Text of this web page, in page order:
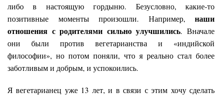
либо в настоящую гордыню. Безусловно, какие-то
позитивные моменты произошли. Например, наши
отношения с родителями сильно улучшились. Вначале
они были против вегетарианства и «индийской
философии», но потом поняли, что я реально стал более
заботливым и добрым, и успокоились.
Я вегетарианец уже 13 лет, и в связи с этим хочу сделать